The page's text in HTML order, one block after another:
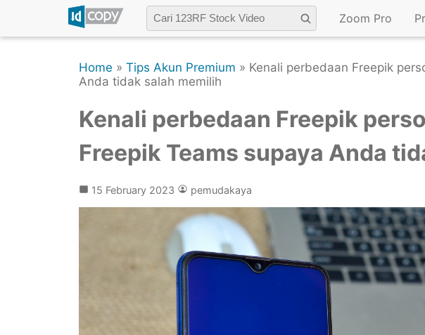
Zoom Pro
Home » Tips Akun Premium » Kenali perbedaan Freepik
Anda tidak salah memilih
Kenali perbedaan Freepik
Freepik Teams supaya Anda
15 February 2023 pemudakaya